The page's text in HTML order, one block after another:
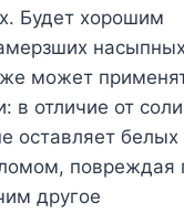
Будет хорошим
может
в отличие от
оставляет белых
повреждая
другое